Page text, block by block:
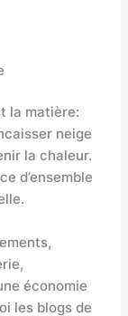
la matière:
neige
la chaleur.
d’ensemble
économie
les blogs de